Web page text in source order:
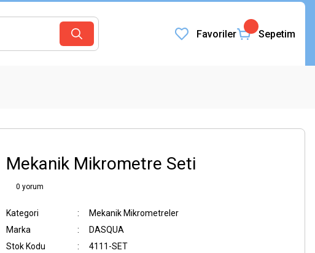
Favoriler Sepetim
Mekanik Mikrometre Seti
0 yorum
Kategori
Mekanik Mikrometreler
Marka
DASQUA
Stok Kodu
4111-SET